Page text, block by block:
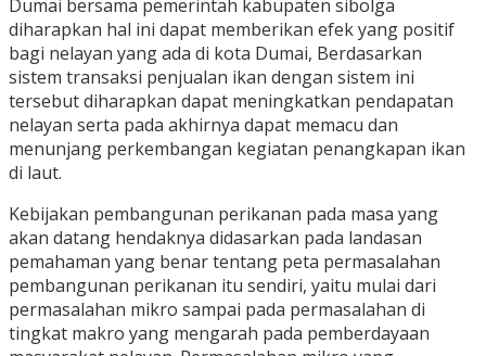
Dumai bersama pemerintah kabupaten sibolga
diharapkan hal ini dapat memberikan efek yang positif
bagi nelayan yang ada di kota Dumai, Berdasarkan
sistem transaksi penjualan ikan dengan sistem ini
tersebut diharapkan dapat meningkatkan pendapatan
nelayan serta pada akhirnya dapat memacu dan
menunjang perkembangan kegiatan penangkapan ikan
di laut.
Kebijakan pembangunan perikanan pada masa yang
akan datang hendaknya didasarkan pada landasan
pemahaman yang benar tentang peta permasalahan
pembangunan perikanan itu sendiri, yaitu mulai dari
permasalahan mikro sampai pada permasalahan di
tingkat makro yang mengarah pada pemberdayaan